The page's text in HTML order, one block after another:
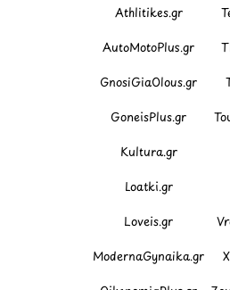
Athlitikes.gr
AutoMotoPlus.gr
GnosiGiaOlous.gr
GoneisPlus.gr
Kultura.gr
Loatki.gr
Loveis.gr
ModernaGynaika.gr